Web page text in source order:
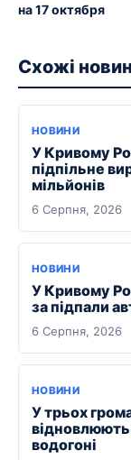
на 17 октября
Схожі
НОВИНИ
У Кривому
підпільне
мільйонів
6 Серпня, 2026
НОВИНИ
У Кривому
за підпали
6 Серпня, 2026
НОВИНИ
У трьох
відновлюють
водогоні